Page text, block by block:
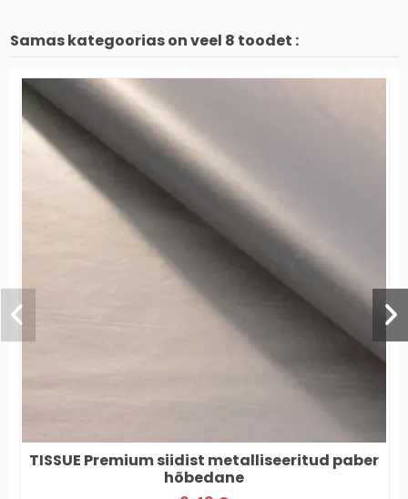
Samas kategoorias on veel 8 toodet :
TISSUE Premium siidist metalliseeritud paber
hõbedane